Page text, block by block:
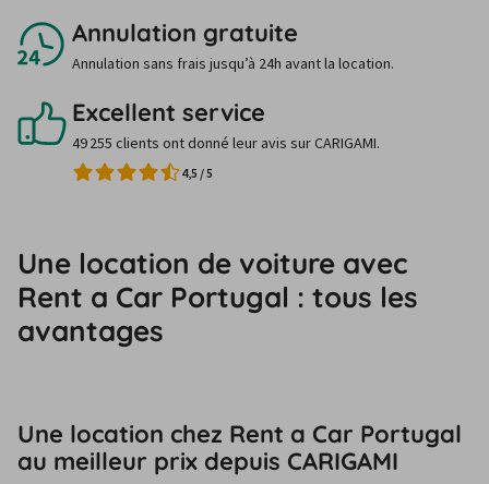
Annulation gratuite
Annulation sans frais jusqu’à 24h avant la location.
Excellent service
49 255 clients ont donné leur avis sur CARIGAMI.
4,5 /5
Une location de voiture avec
Rent a Car Portugal : tous les
avantages
Une location chez Rent a Car Portugal
au meilleur prix depuis CARIGAMI